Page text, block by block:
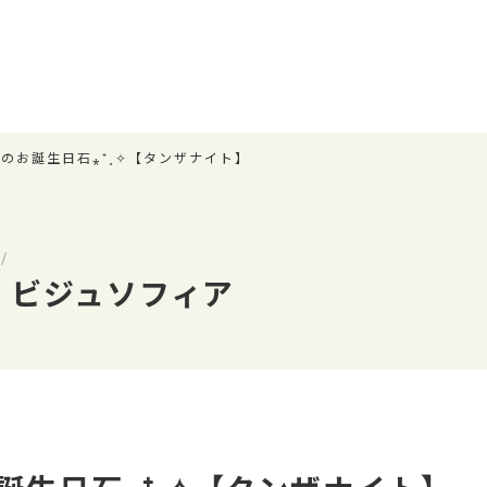
お誕生日石⁎⁺˳✧【タンザナイト】
ジュソフィア